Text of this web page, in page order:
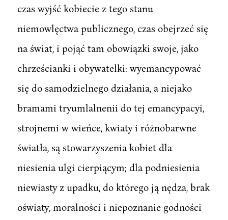
czas wyjść kobiecie z tego stanu
niemowlęctwa publicznego, czas obejrzeć się
na świat, i pojąć tam obowiązki swoje, jako
chrześcianki i obywatelki: wyemancypować
się do samodzielnego działania, a niejako
bramami tryumlalnenii do tej emancypacyi,
strojnemi w wieńce, kwiaty i różnobarwne
światła, są stowarzyszenia kobiet dla
niesienia ulgi cierpiącym; dla podniesienia
niewiasty z upadku, do którego ją nędza, brak
oświaty, moralności i niepoznanie godności